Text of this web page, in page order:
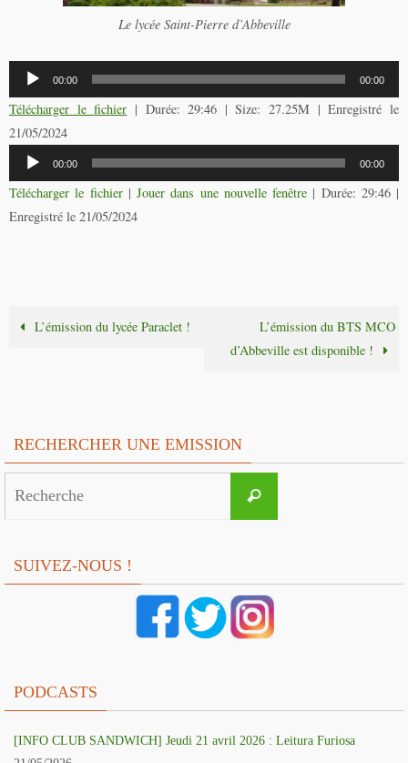
Le lycée Saint-Pierre d’Abbeville
Lecteur
audio
00:00 00:00
Télécharger le fichier | Durée: 29:46 | Size: 27.25M | Enregistré le
21/05/2024
Lecteur
audio
00:00 00:00
Télécharger le fichier| Jouer dans une nouvelle fenêtre | Durée: 29:46|
Enregistré le 21/05/2024
L’émission du lycée Paraclet !
L’émission du BTS MCO
d’Abbeville est disponible !
RECHERCHER UNE EMISSION
Recherche
SUIVEZ-NOUS !
PODCASTS
[INFO CLUB SANDWICH] Jeudi 21 avril 2026 : Leitura Furiosa